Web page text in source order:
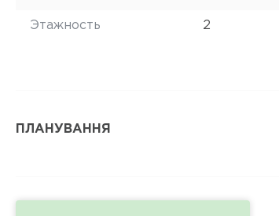
Этажность 2
ПЛАНУВАННЯ